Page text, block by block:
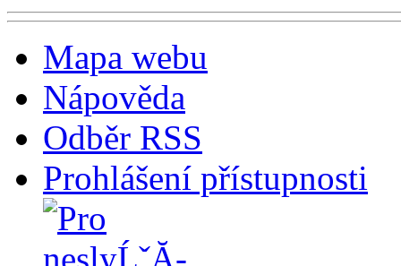
Mapa webu
Nápověda
Odběr RSS
Prohlášení přístupnosti